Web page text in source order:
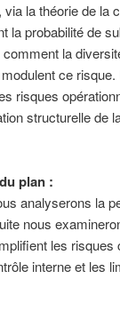
via la théorie de la
la probabilité de
la
modulent ce
risques
structurelle de
plan :
analyserons la
nous
les
interne et les